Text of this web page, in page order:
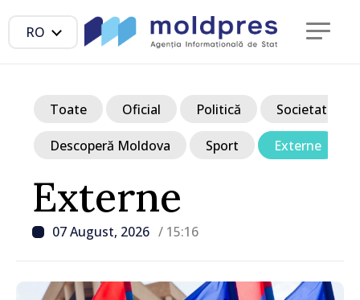
RO
Externe
07 August, 2026 / 15:16
Toate Oficial Politică Societate
Descoperă Moldova Sport Externe